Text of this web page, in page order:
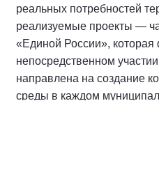
реальных потребностей
реализуемые проекты —
«Единой России», которая
непосредственном
направлена на создание
среды в каждом